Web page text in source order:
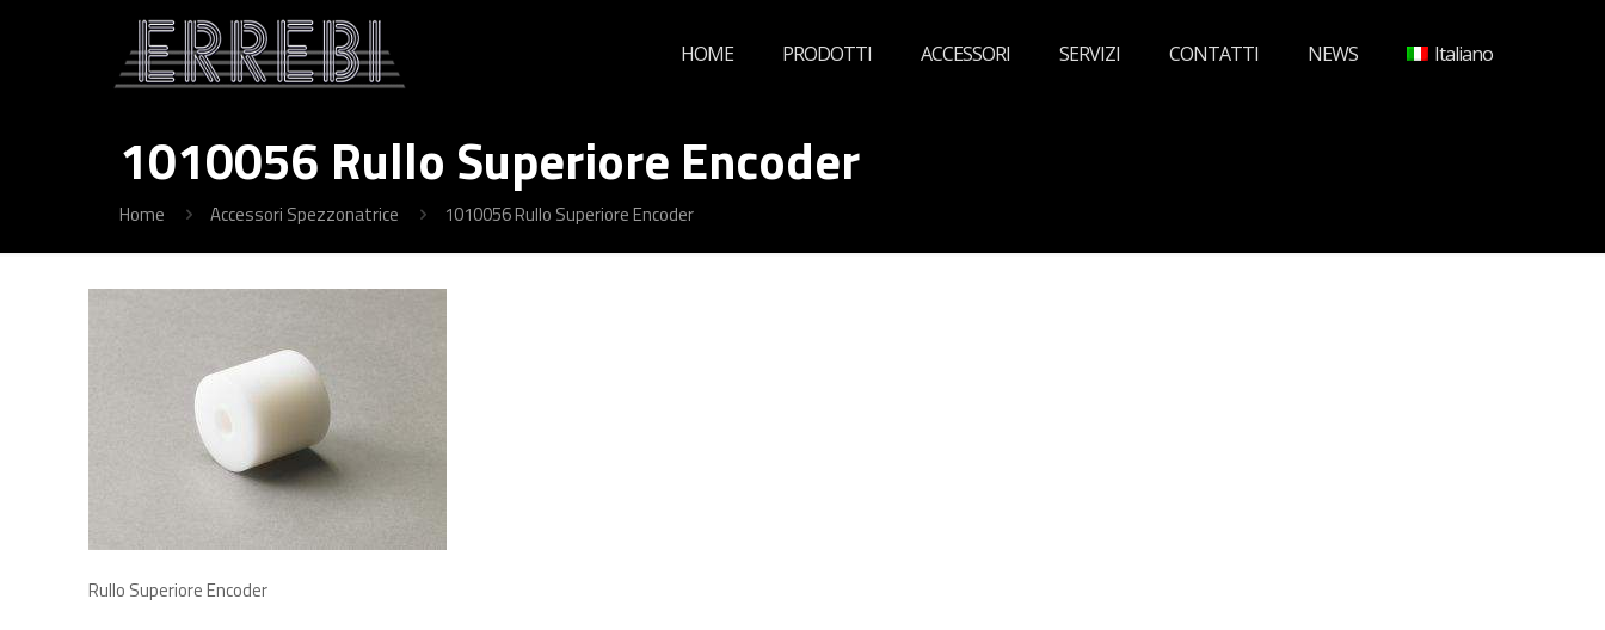
HOME PRODOTTI ACCESSORI SERVIZI CONTATTI NEWS Italiano
1010056 Rullo Superiore Encoder
Home Accessori Spezzonatrice 1010056 Rullo Superiore Encoder
Rullo Superiore Encoder